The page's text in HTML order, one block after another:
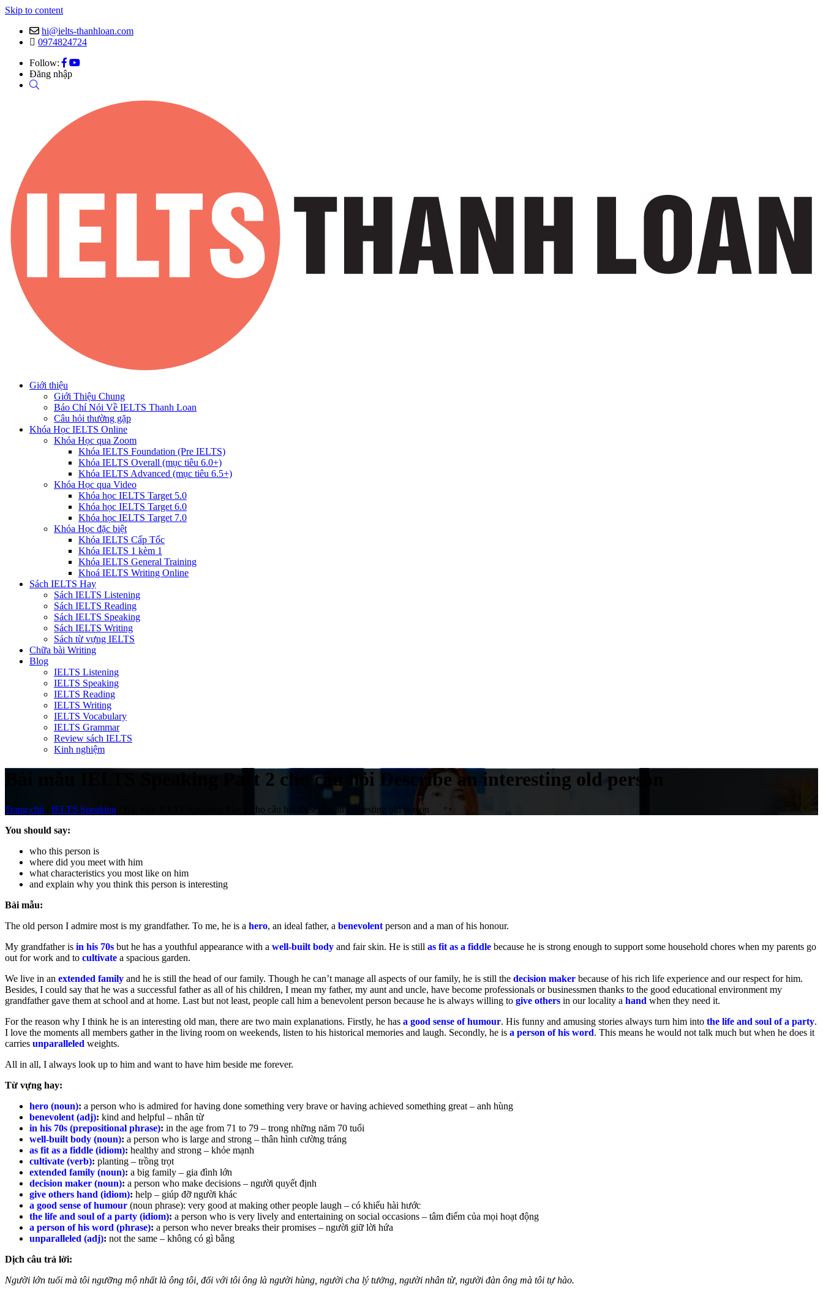
Skip to content
hi@ielts-thanhloan.com
0974824724
Follow:
Đăng nhập
Giới thiệu
Giới Thiệu Chung
Báo Chí Nói Về IELTS Thanh Loan
Câu hỏi thường gặp
Khóa Học IELTS Online
Khóa Học qua Zoom
Khóa IELTS Foundation (Pre IELTS)
Khóa IELTS Overall (mục tiêu 6.0+)
Khóa IELTS Advanced (mục tiêu 6.5+)
Khóa Học qua Video
Khóa học IELTS Target 5.0
Khóa học IELTS Target 6.0
Khóa học IELTS Target 7.0
Khóa Học đặc biệt
Khóa IELTS Cấp Tốc
Khóa IELTS 1 kèm 1
Khóa IELTS General Training
Khoá IELTS Writing Online
Sách IELTS Hay
Sách IELTS Listening
Sách IELTS Reading
Sách IELTS Speaking
Sách IELTS Writing
Sách từ vựng IELTS
Chữa bài Writing
Blog
IELTS Listening
IELTS Speaking
IELTS Reading
IELTS Writing
IELTS Vocabulary
IELTS Grammar
Review sách IELTS
Kinh nghiệm
Bài mẫu IELTS Speaking Part 2 cho câu hỏi Describe an interesting old person
Trang chủ IELTS Speaking
Bài mẫu IELTS Speaking Part 2 cho câu hỏi Describe an interesting old person
You should say:
who this person is
where did you meet with him
what characteristics you most like on him
and explain why you think this person is interesting
Bài mẫu:
The old person I admire most is my grandfather. To me, he is a hero, an ideal father, a benevolent person and a man of his honour.
My grandfather is in his 70s but he has a youthful appearance with a well-built body and fair skin. He is still as fit as a fiddle because he is strong enough to support some household chores when my parents go
out for work and to cultivate a spacious garden.
We live in an extended family and he is still the head of our family. Though he can’t manage all aspects of our family, he is still the decision maker because of his rich life experience and our respect for him.
Besides, I could say that he was a successful father as all of his children, I mean my father, my aunt and uncle, have become professionals or businessmen thanks to the good educational environment my
grandfather gave them at school and at home. Last but not least, people call him a benevolent person because he is always willing to give others in our locality a hand when they need it.
For the reason why I think he is an interesting old man, there are two main explanations. Firstly, he has a good sense of humour. His funny and amusing stories always turn him into the life and soul of a party.
I love the moments all members gather in the living room on weekends, listen to his historical memories and laugh. Secondly, he is a person of his word. This means he would not talk much but when he does it
carries unparalleled weights.
All in all, I always look up to him and want to have him beside me forever.
Từ vựng hay:
hero (noun): a person who is admired for having done something very brave or having achieved something great – anh hùng
benevolent (adj): kind and helpful – nhân từ
in his 70s (prepositional phrase): in the age from 71 to 79 – trong những năm 70 tuổi
well-built body (noun): a person who is large and strong – thân hình cường tráng
as fit as a fiddle (idiom): healthy and strong – khỏe mạnh
cultivate (verb): planting – trồng trọt
extended family (noun): a big family – gia đình lớn
decision maker (noun): a person who make decisions – người quyết định
give others hand (idiom): help – giúp đỡ người khác
a good sense of humour (noun phrase): very good at making other people laugh – có khiếu hài hước
the life and soul of a party (idiom): a person who is very lively and entertaining on social occasions – tâm điểm của mọi hoạt động
a person of his word (phrase): a person who never breaks their promises – người giữ lời hứa
unparalleled (adj): not the same – không có gì bằng
Dịch câu trả lời:
Người lớn tuổi mà tôi ngưỡng mộ nhất là ông tôi, đối với tôi ông là người hùng, người cha lý tưởng, người nhân từ, người đàn ông mà tôi tự hào.